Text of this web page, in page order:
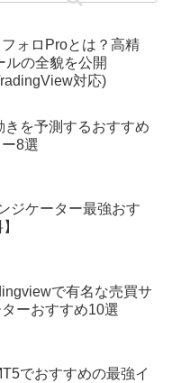
フォロProとは？高精
ルの全貌を公開
対応)
きを予測するおすすめ
8選
ジケーター最強おす
で有名な売買サ
ーおすすめ10選
でおすすめの最強イ